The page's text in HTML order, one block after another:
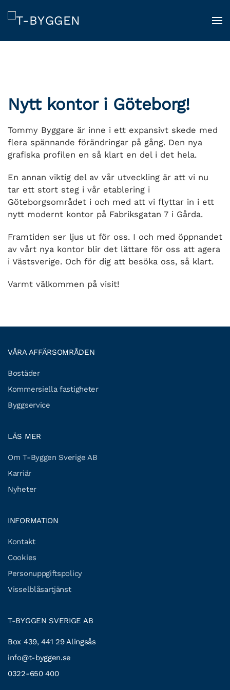
to
Nytt kontor i Göteborg!
Tommy Byggare är inne i ett expansivt skede med
flera spännande förändringar på gång. Den nya
grafiska profilen en så klart en del i det hela.
En annan viktig del av vår utveckling är att vi nu
tar ett stort steg i vår etablering i
Göteborgsområdet i och med att vi flyttar in i ett
nytt modernt kontor på Fabriksgatan 7 i Gårda.
Framtiden ser ljus ut för oss. I och med öppnandet
av vårt nya kontor blir det lättare för oss att agera
i Västsverige. Och för dig att besöka oss, så klart.
Varmt välkommen på visit!
VÅRA AFFÄRSOMRÅDEN
Bostäder
Kommersiella fastigheter
Byggservice
LÄS MER
Om T-Byggen Sverige AB
Karriär
Nyheter
INFORMATION
Kontakt
Cookies
Personuppgiftspolicy
Visselblåsartjänst
T-BYGGEN SVERIGE AB
Box 439, 441 29 Alingsås
info@t-byggen.se
0322-650 400